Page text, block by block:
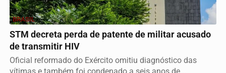
BRASIL
STM decreta perda de patente de militar acusado
de transmitir HIV
Oficial reformado do Exército omitiu diagnóstico das